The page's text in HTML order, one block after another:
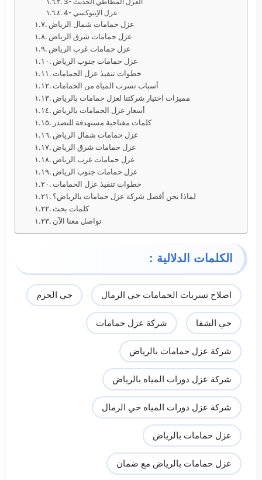
4- عزل الإيبوكسي
عزل حمامات شمال الرياض
عزل حمامات شرق الرياض
عزل حمامات غرب الرياض
عزل حمامات جنوب الرياض
خطوات تنفيذ عزل الحمامات
أسباب تسرب المياه من الحمامات
مميزات اختيار شركتنا لعزل حمامات بالرياض
أسعار عزل الحمامات بالرياض
كلمات مفتاحية مستهدفة للتصدر
عزل حمامات شمال الرياض
عزل حمامات شرق الرياض
عزل حمامات غرب الرياض
عزل حمامات جنوب الرياض
خطوات تنفيذ عزل الحمامات
لماذا نحن أفضل شركة عزل حمامات بالرياض؟
كلمات بحث
تواصل معنا الآن
الكلمات الدلالية :
اصلاح تسربات الحمامات حي الرمال حي الحزم
حي الشفا شركة عزل حمامات
شركة عزل حمامات بالرياض
شركة عزل دورات المياه بالرياض
شركة عزل دورات المياه حي الرمال
عزل حمامات بالرياض
عزل حمامات بالرياض مع ضمان